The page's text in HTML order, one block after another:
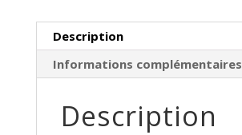
sport
recyclé
femme
Description
Informations complémentaires
Description